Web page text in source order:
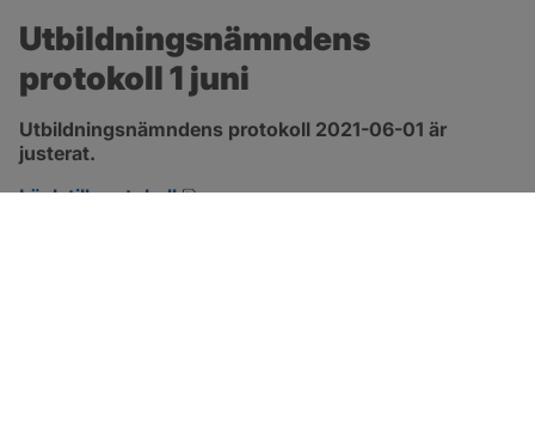
Utbildningsnämndens
protokoll 1 juni
Utbildningsnämndens protokoll 2021-06-01 är
justerat.
Länk till protokoll
pdf, 1.3 MB, öppnas i nytt fönster.